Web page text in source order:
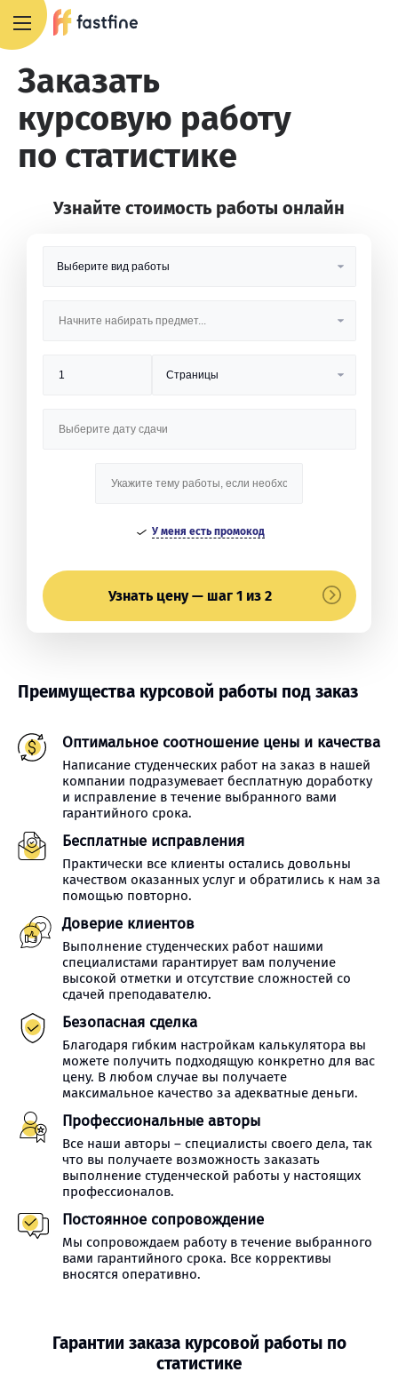
Заказать
курсовую работу
по статистике
Узнайте стоимость работы онлайн
У меня есть промокод
Узнать цену — шаг 1 из 2
Преимущества курсовой работы под заказ
Оптимальное соотношение цены и качества
Написание студенческих работ на заказ в нашей
компании подразумевает бесплатную доработку
и исправление в течение выбранного вами
гарантийного срока.
Бесплатные исправления
Практически все клиенты остались довольны
качеством оказанных услуг и обратились к нам за
помощью повторно.
Доверие клиентов
Выполнение студенческих работ нашими
специалистами гарантирует вам получение
высокой отметки и отсутствие сложностей со
сдачей преподавателю.
Безопасная сделка
Благодаря гибким настройкам калькулятора вы
можете получить подходящую конкретно для вас
цену. В любом случае вы получаете
максимальное качество за адекватные деньги.
Профессиональные авторы
Все наши авторы – специалисты своего дела, так
что вы получаете возможность заказать
выполнение студенческой работы у настоящих
профессионалов.
Постоянное сопровождение
Мы сопровождаем работу в течение выбранного
вами гарантийного срока. Все коррективы
вносятся оперативно.
Гарантии заказа курсовой работы по
статистике